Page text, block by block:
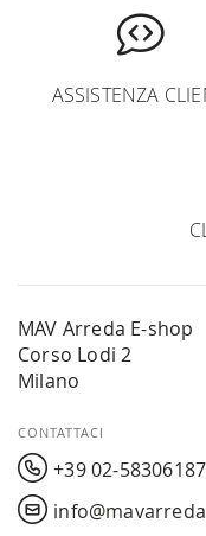
ASSISTENZA
MAV Arreda E-shop
Corso Lodi 2
Milano
CONTATTACI
+39 02-58306187